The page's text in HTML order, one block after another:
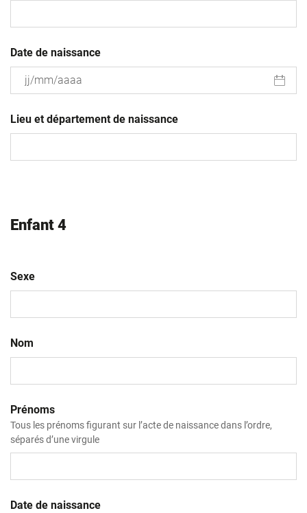
Date de naissance
slash
MM
Lieu et département de naissance
Enfant 4
Sexe
Nom
Prénoms
Tous les prénoms figurant sur l’acte de naissance dans l’ordre,
séparés d’une virgule
Date de naissance